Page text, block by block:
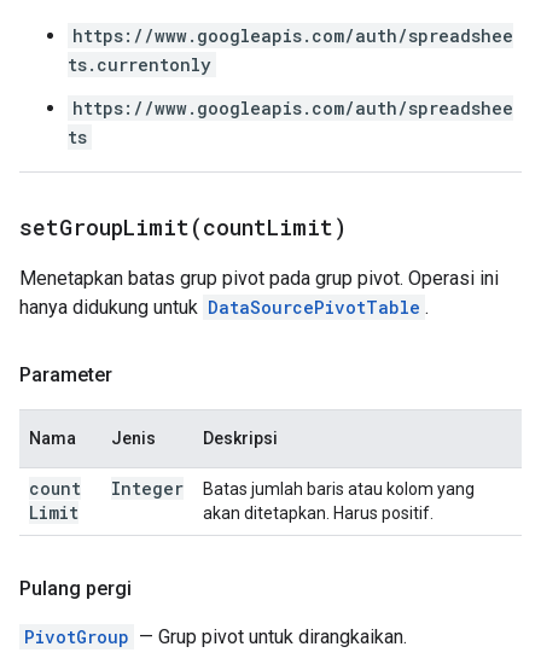
https://www.googleapis.com/auth/spreadshee
ts.currentonly
https://www.googleapis.com/auth/spreadshee
ts
setGroupLimit(countLimit)
Menetapkan batas grup pivot pada grup pivot. Operasi ini
hanya didukung untuk DataSourcePivotTable .
Parameter
Nama Jenis Deskripsi
count
Limit
Integer
Batas jumlah baris atau kolom yang
akan ditetapkan. Harus positif.
Pulang pergi
PivotGroup — Grup pivot untuk dirangkaikan.